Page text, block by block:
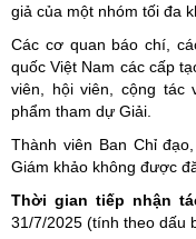
giả của một nhóm tối đa
Các cơ quan báo chí,
quốc Việt Nam các cấp
viên, hội viên, cộng tác
phẩm tham dự Giải.
Thành viên Ban Chỉ
Giám khảo không được
Thời gian tiếp nhận
31/7/2025 (tính theo dấu